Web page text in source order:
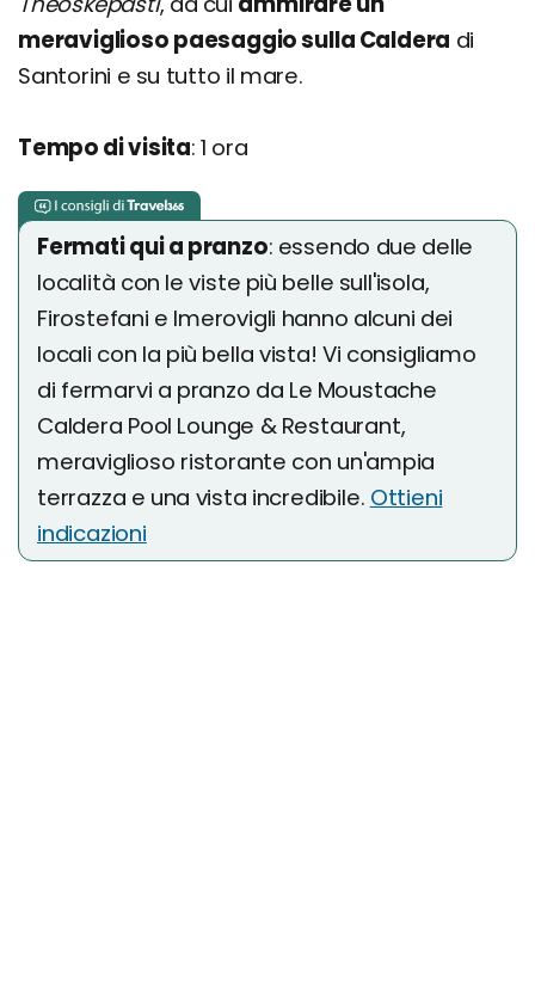
meraviglioso paesaggio sulla Caldera di
Santorini e su tutto il mare.
Tempo di visita: 1 ora
Fermati qui a pranzo: essendo due delle
località con le viste più belle sull'isola,
Firostefani e Imerovigli hanno alcuni dei
locali con la più bella vista! Vi consigliamo
di fermarvi a pranzo da Le Moustache
Caldera Pool Lounge & Restaurant,
meraviglioso ristorante con un'ampia
terrazza e una vista incredibile. Ottieni
indicazioni